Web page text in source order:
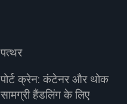
पत्थर
पोर्ट क्रेन: कंटेनर और थोक
सामग्री हैंडलिंग के लिए